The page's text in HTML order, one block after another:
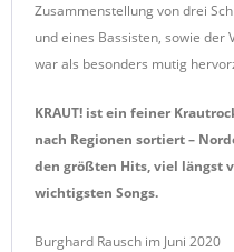
Zusammenstellung von drei
und eines Bassisten, sowie
war als besonders mutig
KRAUT! ist ein feiner
nach Regionen sortiert –
den größten Hits, viel längst
wichtigsten Songs.
Burghard Rausch im Juni 2020